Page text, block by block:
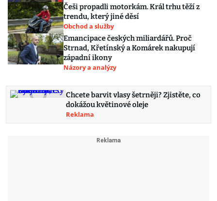
Češi propadli motorkám. Král trhu těží z
trendu, který jiné děsí
Obchod a služby
Emancipace českých miliardářů. Proč
Strnad, Křetínský a Komárek nakupují
západní ikony
Názory a analýzy
Chcete barvit vlasy šetrněji? Zjistěte, co
dokážou květinové oleje
Reklama